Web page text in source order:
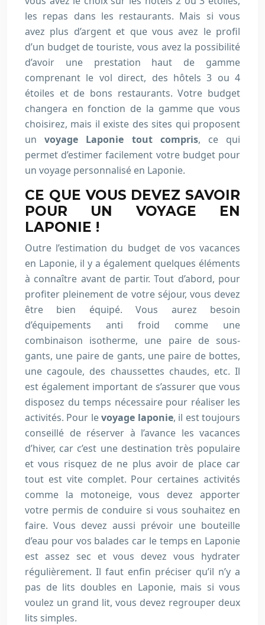
les repas dans les restaurants. Mais si vous
avez plus d’argent et que vous avez le profil
d’un budget de touriste, vous avez la possibilité
d’avoir une prestation haut de gamme
comprenant le vol direct, des hôtels 3 ou 4
étoiles et de bons restaurants. Votre budget
changera en fonction de la gamme que vous
choisirez, mais il existe des sites qui proposent
unvoyage Laponie tout compris, ce qui
permet d’estimer facilement votre budget pour
un voyage personnalisé en Laponie.
CE QUE VOUS DEVEZ SAVOIR
POUR UN VOYAGE EN
LAPONIE !
Outre l’estimation du budget de vos vacances
en Laponie, il y a également quelques éléments
à connaître avant de partir. Tout d’abord, pour
profiter pleinement de votre séjour, vous devez
être bien équipé. Vous aurez besoin
d’équipements anti froid comme une
combinaison isotherme, une paire de sous-
gants, une paire de gants, une paire de bottes,
une cagoule, des chaussettes chaudes, etc. Il
est également important de s’assurer que vous
disposez du temps nécessaire pour réaliser les
activités. Pour levoyage laponie, il est toujours
conseillé de réserver à l’avance les vacances
d’hiver, car c’est une destination très populaire
et vous risquez de ne plus avoir de place car
tout est vite complet. Pour certaines activités
comme la motoneige, vous devez apporter
votre permis de conduire si vous souhaitez en
faire. Vous devez aussi prévoir une bouteille
d’eau pour vos balades car le temps en Laponie
est assez sec et vous devez vous hydrater
régulièrement. Il faut enfin préciser qu’il n’y a
pas de lits doubles en Laponie, mais si vous
voulez un grand lit, vous devez regrouper deux
lits simples.